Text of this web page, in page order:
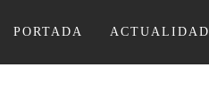
PORTADA ACTUALIDAD